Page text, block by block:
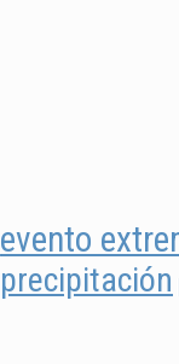
evento
precipitación